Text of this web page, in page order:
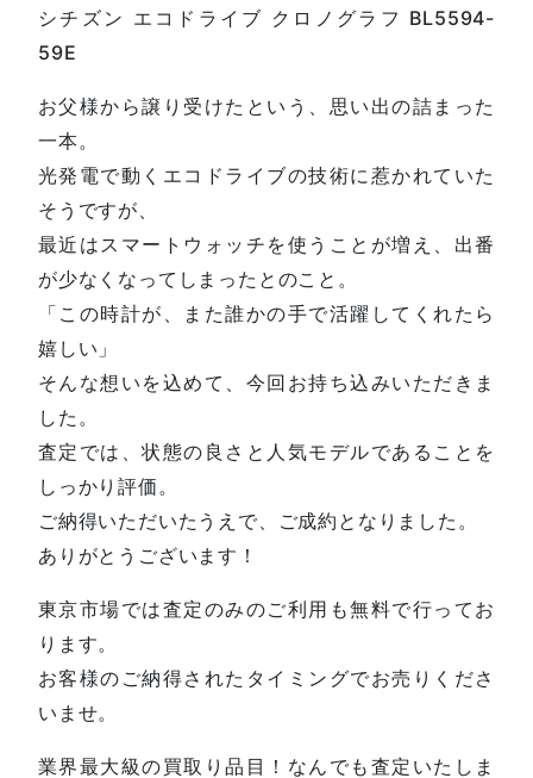
シチズン エコドライブ クロノグラフ BL5594-
59E
お父様から譲り受けたという、思い出の詰まった
一本。
光発電で動くエコドライブの技術に惹かれていた
そうですが、
最近はスマートウォッチを使うことが増え、出番
が少なくなってしまったとのこと。
「この時計が、また誰かの手で活躍してくれたら
嬉しい」
そんな想いを込めて、今回お持ち込みいただきま
した。
査定では、状態の良さと人気モデルであることを
しっかり評価。
ご納得いただいたうえで、ご成約となりました。
ありがとうございます！
東京市場では査定のみのご利用も無料で行ってお
ります。
お客様のご納得されたタイミングでお売りくださ
いませ。
業界最大級の買取り品目！なんでも査定いたしま